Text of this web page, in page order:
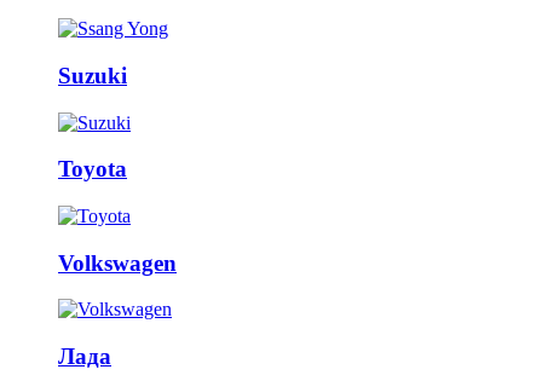
Suzuki
Toyota
Volkswagen
Лада